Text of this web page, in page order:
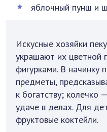
яблочный пунш и
Искусные хозяйки
украшают их цветной
фигурками. В
предметы,
к богатству; колечко
удаче в делах. Для
фруктовые коктейли.